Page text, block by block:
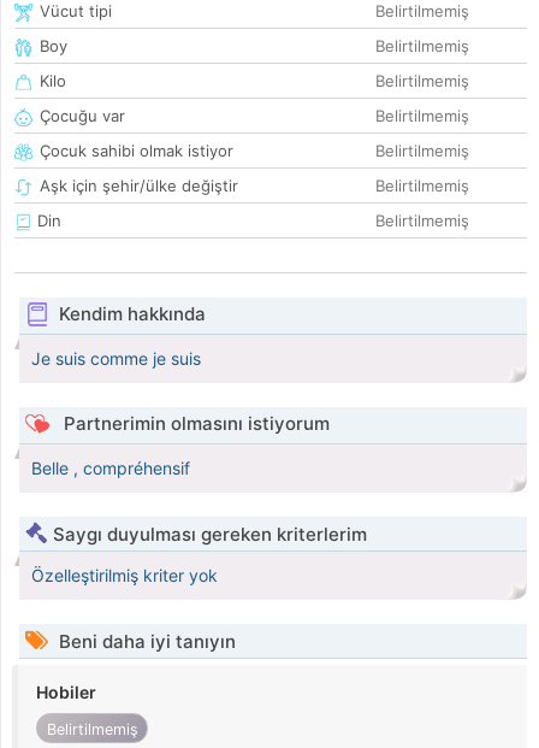
Vücut tipi
Belirtilmemiş
Boy
Belirtilmemiş
Kilo
Belirtilmemiş
Çocuğu var
Belirtilmemiş
Çocuk sahibi olmak istiyor
Belirtilmemiş
Aşk için şehir/ülke değiştir
Belirtilmemiş
Din
Belirtilmemiş
Kendim hakkında
Je suis comme je suis
Partnerimin olmasını istiyorum
Belle , compréhensif
Saygı duyulması gereken kriterlerim
Özelleştirilmiş kriter yok
Beni daha iyi tanıyın
Hobiler
Belirtilmemiş